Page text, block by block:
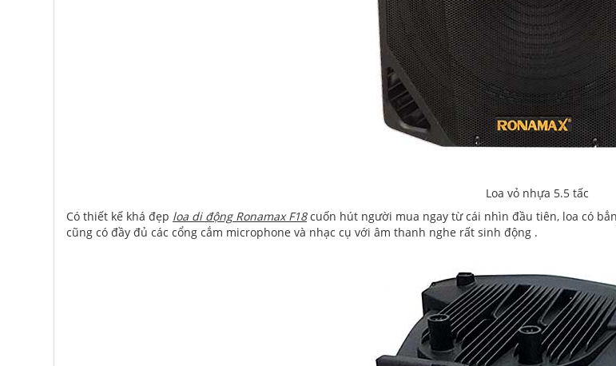
Loa vỏ nhựa 5.5 tấc
Có thiết kế khá đẹp loa di động Ronamax F18cuốn hút người mua ngay từ cái nhìn đầu tiên, loa có
cũng có đầy đủ các cổng cắm microphone và nhạc cụ với âm thanh nghe rất sinh động .